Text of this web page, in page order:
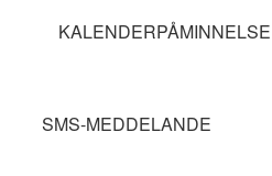
KALENDERPÅMINNELSE
SMS-MEDDELANDE